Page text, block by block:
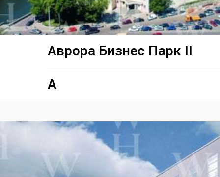
Аврора Бизнес Парк II
A